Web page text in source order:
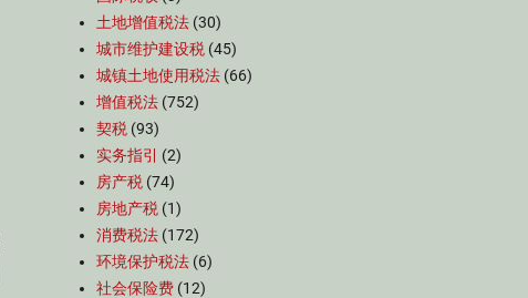
土地增值税法 (30)
城市维护建设税 (45)
城镇土地使用税法 (66)
增值税法 (752)
契税 (93)
实务指引
(2)
房产税 (74)
房地产税 (1)
消费税法 (172)
环境保护税法 (6)
社会保险费 (12)